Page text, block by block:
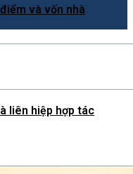
và vốn nhà
bảo hiểm
liên hiệp hợp tác